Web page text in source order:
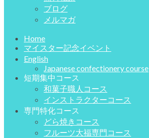
ブログ
メルマガ
Home
マイスター記念イベント
English
Japanese confectionery course
短期集中コース
和菓子職人コース
インストラクターコース
専門特化コース
どら焼きコース
フルーツ大福専門コース